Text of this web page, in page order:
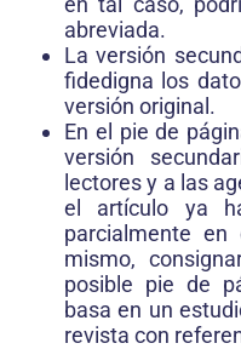
abreviada.
La versión
fidedigna los
versión original.
En el pie de
versión
lectores y a las
el artículo ya
parcialmente
mismo,
posible pie de
basa en un
revista con